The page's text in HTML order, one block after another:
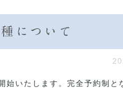
について
始いたします。完全予約制と